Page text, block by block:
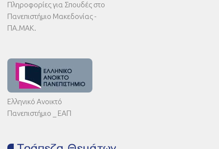
Πληροφορίες για Σπουδές στο
Πανεπιστήμιο Μακεδονίας -
ΠΑ.ΜΑΚ.
Ελληνικό Ανοικτό
Πανεπιστήμιο _ ΕΑΠ